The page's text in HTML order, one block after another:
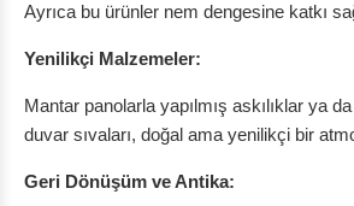
Ayrıca bu ürünler nem dengesine katkı
Yenilikçi Malzemeler:
Mantar panolarla yapılmış askılıklar ya
duvar sıvaları, doğal ama yenilikçi bir
Geri Dönüşüm ve Antika: